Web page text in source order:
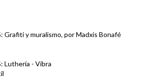
Grafiti y muralismo, por Madxis Bonafé
Luthería - Vibra